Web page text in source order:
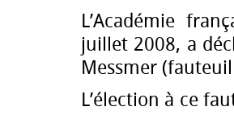
L’Académie
juillet 2008, a
Messmer
L’élection à ce